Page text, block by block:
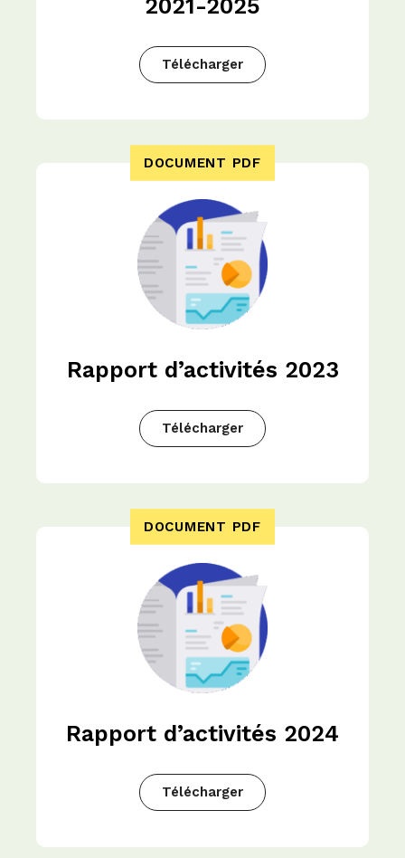
2021-2025
Télécharger
Rapport d’activités 2023
Télécharger
DOCUMENT PDF
Rapport d’activités 2024
Télécharger
DOCUMENT PDF